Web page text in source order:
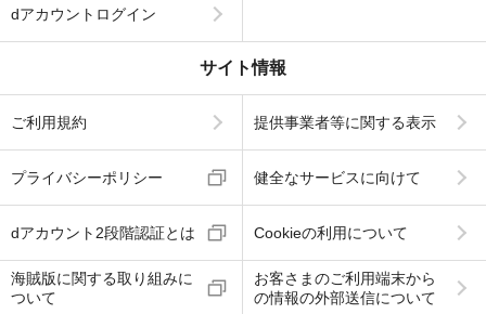
dアカウントログイン
サイト情報
ご利用規約 提供事業者等に関する表示
プライバシーポリシー 健全なサービスに向けて
dアカウント2段階認証とは Cookieの利用について
海賊版に関する取り組みに
ついて
お客さまのご利用端末から
の情報の外部送信について